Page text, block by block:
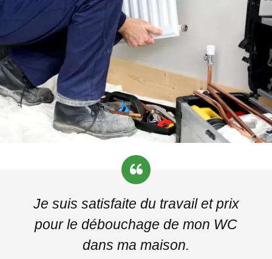
Je suis satisfaite du travail et prix
pour le débouchage de mon WC
dans ma maison.